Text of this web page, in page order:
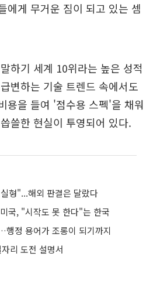
에게 무거운 짐이 되고 있는 셈
하기 세계 10위라는 높은 성적
변하는 기술 트렌드 속에서도
용을 들여 '점수용 스펙'을 채워
쓸한 현실이 투영되어 있다.
형"...해외 판결은 달랐다
국, "시작도 못 한다"는 한국
정 용어가 조롱이 되기까지
리 도전 설명서